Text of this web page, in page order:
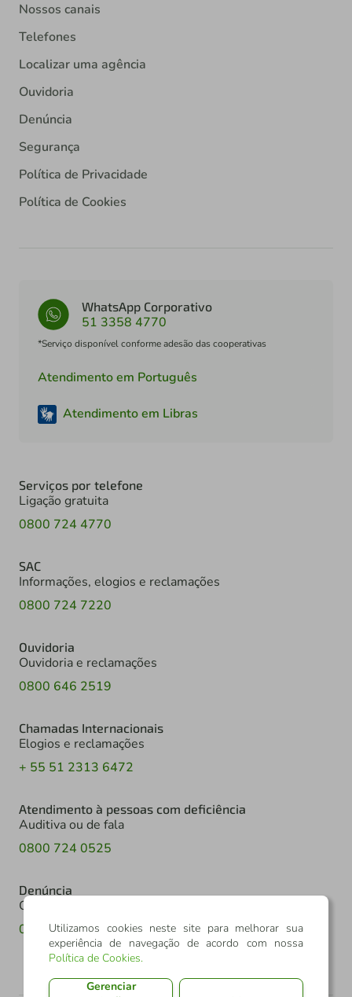
Nossos canais
Telefones
Localizar uma agência
Ouvidoria
Denúncia
Segurança
Política de Privacidade
Política de Cookies
WhatsApp Corporativo
51 3358 4770
*Serviço disponível conforme adesão das cooperativas
Atendimento em Português
Atendimento em Libras
Serviços por telefone
Ligação gratuita
0800 724 4770
SAC
Informações, elogios e reclamações
0800 724 7220
Ouvidoria
Ouvidoria e reclamações
0800 646 2519
Chamadas Internacionais
Elogios e reclamações
+ 55 51 2313 6472
Atendimento à pessoas com deficiência
Auditiva ou de fala
0800 724 0525
Denúncia
Canal de denúncia
0800 602 6918
Utilizamos cookies neste site para melhorar sua
experiência de navegação de acordo com nossa
Política de Cookies.
Gerenciar